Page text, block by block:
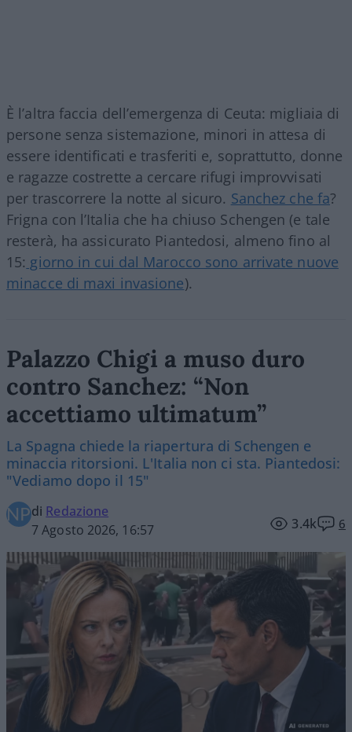
È l’altra faccia dell’emergenza di Ceuta: migliaia di
persone senza sistemazione, minori in attesa di
essere identificati e trasferiti e, soprattutto, donne
e ragazze costrette a cercare rifugi improvvisati
per trascorrere la notte al sicuro. Sanchez che fa?
Frigna con l’Italia che ha chiuso Schengen (e tale
resterà, ha assicurato Piantedosi, almeno fino al
15: giorno in cui dal Marocco sono arrivate nuove
minacce di maxi invasione).
Palazzo Chigi a muso duro
contro Sanchez: “Non
accettiamo ultimatum”
La Spagna chiede la riapertura di Schengen e
minaccia ritorsioni. L'Italia non ci sta. Piantedosi:
"Vediamo dopo il 15"
di Redazione
7 Agosto 2026, 16:57
3.4k 6